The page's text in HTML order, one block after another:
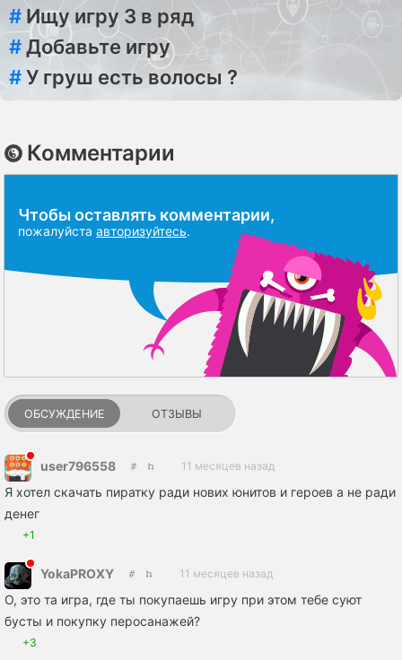
# Ищу игру 3 в ряд
#Добавьте игру
#У груш есть волосы ?
Комментарии
Чтобы оставлять комментарии,
пожалуйста авторизуйтесь.
ОБСУЖДЕНИЕ ОТЗЫВЫ
user796558 11 месяцев назад
Я хотел скачать пиратку ради нових юнитов и героев а не ради
денег
+1
YokaPROXY 11 месяцев назад
О, это та игра, где ты покупаешь игру при этом тебе суют
бусты и покупку перосанажей?
+3